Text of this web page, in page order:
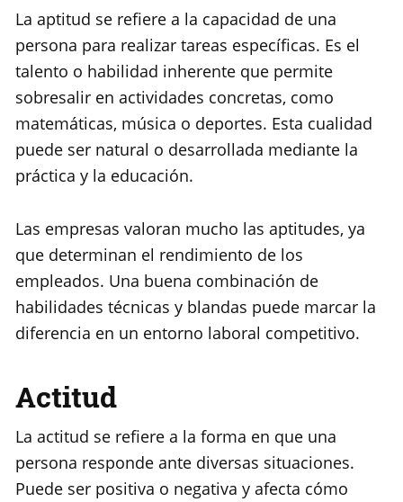
La aptitud se refiere a la capacidad de una
persona para realizar tareas específicas. Es el
talento o habilidad inherente que permite
sobresalir en actividades concretas, como
matemáticas, música o deportes. Esta cualidad
puede ser natural o desarrollada mediante la
práctica y la educación.
Las empresas valoran mucho las aptitudes, ya
que determinan el rendimiento de los
empleados. Una buena combinación de
habilidades técnicas y blandas puede marcar la
diferencia en un entorno laboral competitivo.
Actitud
La actitud se refiere a la forma en que una
persona responde ante diversas situaciones.
Puede ser positiva o negativa y afecta cómo